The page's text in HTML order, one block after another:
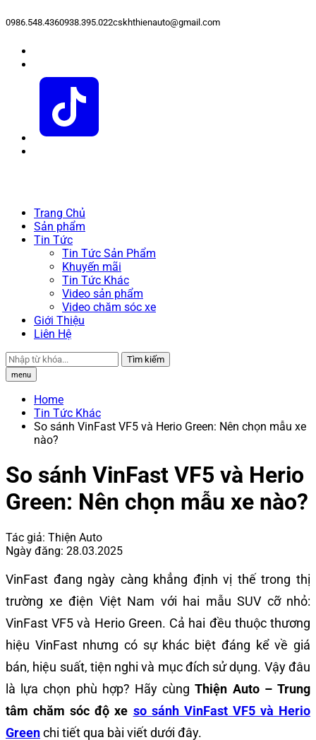
0986.548.4360938.395.022cskhthienauto@gmail.com
Trang Chủ
Sản phẩm
Tin Tức
Tin Tức Sản Phẩm
Khuyến mãi
Tin Tức Khác
Video sản phẩm
Video chăm sóc xe
Giới Thiệu
Liên Hệ
Tìm kiếm
menu
Home
Tin Tức Khác
So sánh VinFast VF5 và Herio Green: Nên chọn mẫu xe
nào?
So sánh VinFast VF5 và Herio
Green: Nên chọn mẫu xe nào?
Tác giả: Thiện Auto
Ngày đăng: 28.03.2025
VinFast đang ngày càng khẳng định vị thế trong thị
trường xe điện Việt Nam với hai mẫu SUV cỡ nhỏ:
VinFast VF5 và Herio Green. Cả hai đều thuộc thương
hiệu VinFast nhưng có sự khác biệt đáng kể về giá
bán, hiệu suất, tiện nghi và mục đích sử dụng. Vậy đâu
là lựa chọn phù hợp? Hãy cùngThiện Auto – Trung
tâm chăm sóc độ xe so sánh VinFast VF5 và Herio
Greenchi tiết qua bài viết dưới đây.